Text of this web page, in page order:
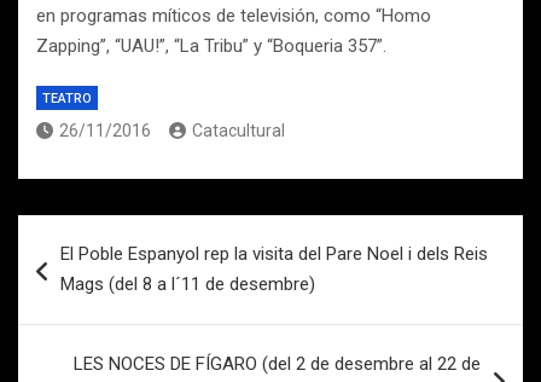
en programas míticos de televisión, como “Homo
Zapping”, “UAU!”, “La Tribu” y “Boqueria 357”.
TEATRO
26/11/2016 Catacultural
de
El Poble Espanyol rep la visita del Pare Noel i dels Reis
Mags (del 8 a l´11 de desembre)
LES NOCES DE FÍGARO (del 2 de desembre al 22 de